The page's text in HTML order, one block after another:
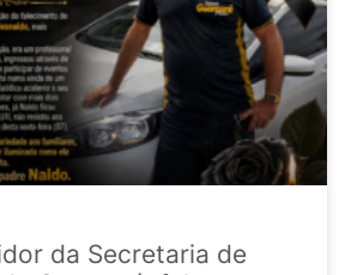
da Secretaria de